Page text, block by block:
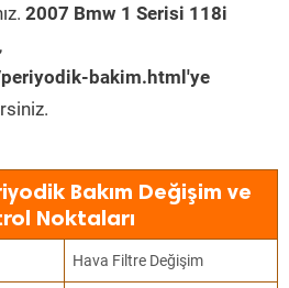
2007 Bmw 1 Serisi 118i
bakim.html'ye
Bakım Değişim ve
Noktaları
Hava Filtre Değişim